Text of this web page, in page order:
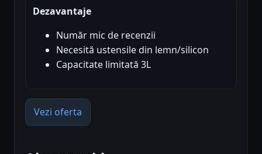
Dezavantaje
Număr mic de recenzii
Necesită ustensile din lemn/silicon
Capacitate limitată 3L
Vezi oferta